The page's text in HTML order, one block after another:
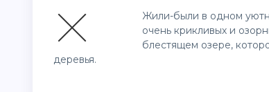
Жили-были в одном
очень крикливых и
блестящем озере,
деревья.